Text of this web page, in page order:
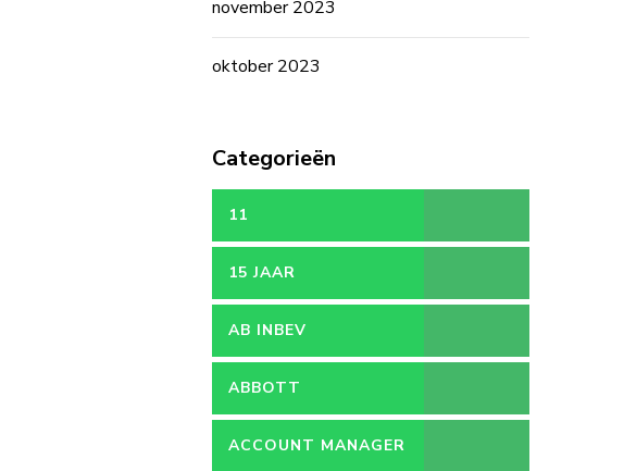
november 2023
oktober 2023
Categorieën
11
15 JAAR
AB INBEV
ABBOTT
ACCOUNT MANAGER